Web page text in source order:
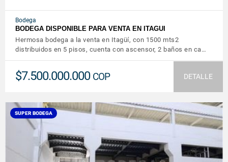
Bodega
BODEGA DISPONIBLE PARA VENTA EN ITAGUI
Hermosa bodega a la venta en Itagüí, con 1500 mts2
distribuidos en 5 pisos, cuenta con ascensor, 2 baños en ca…
$7.500.000.000 COP DETALLE
SUPER BODEGA